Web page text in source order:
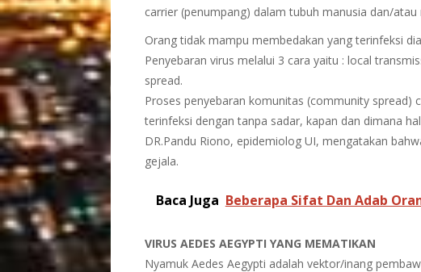
carrier (penumpang) dalam tubuh manusia dan/
Orang tidak mampu membedakan yang terinfeksi
Penyebaran virus melalui 3 cara yaitu : local
spread.
Proses penyebaran komunitas (community spread)
terinfeksi dengan tanpa sadar, kapan dan dimana
DR.Pandu Riono, epidemiolog UI, mengatakan
gejala.
Baca Juga Beberapa Sifat Dan Adab
VIRUS AEDES AEGYPTI YANG MEMATIKAN
Nyamuk Aedes Aegypti adalah vektor/inang